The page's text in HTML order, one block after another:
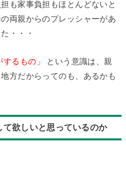
も家事負担もほとんどないと
両親からのプレッシャーがあ
・・・
するもの」
という意識は、親
方だからってのも、あるかも
欲しいと思っているのか